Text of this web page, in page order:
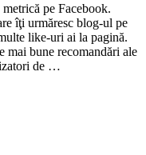
pe Facebook.
îţi urmăresc blog-ul pe
like-uri ai la pagină.
mai bune recomandări ale
de …